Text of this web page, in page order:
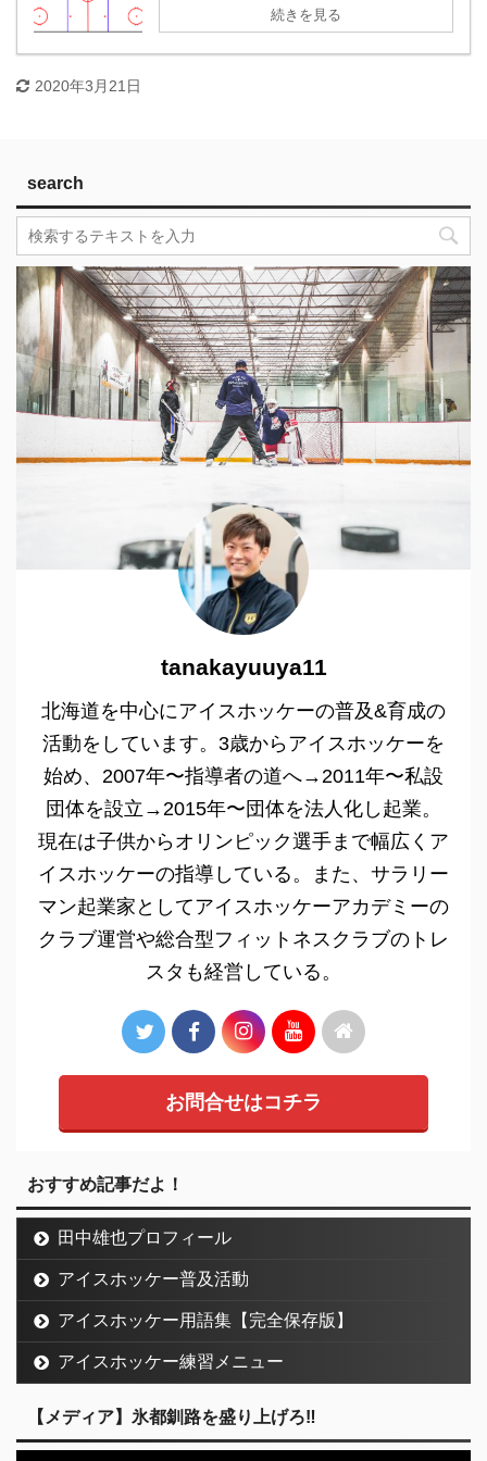
続きを見る
2020年3月21日
search
tanakayuuya11
北海道を中心にアイスホッケーの普及&育成の
活動をしています。3歳からアイスホッケーを
始め、2007年〜指導者の道へ→2011年〜私設
団体を設立→2015年〜団体を法人化し起業。
現在は子供からオリンピック選手まで幅広くア
イスホッケーの指導している。また、サラリー
マン起業家としてアイスホッケーアカデミーの
クラブ運営や総合型フィットネスクラブのトレ
スタも経営している。
お問合せはコチラ
おすすめ記事だよ！
田中雄也プロフィール
アイスホッケー普及活動
アイスホッケー用語集【完全保存版】
アイスホッケー練習メニュー
【メディア】氷都釧路を盛り上げろ‼︎